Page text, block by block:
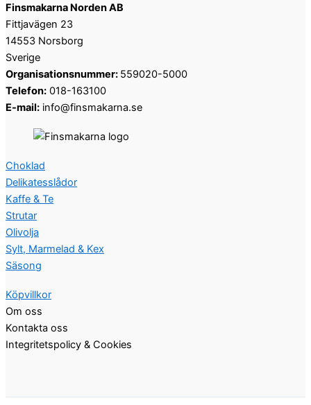
Finsmakarna Norden AB
Fittjavägen 23
14553 Norsborg
Sverige
Organisationsnummer: 559020-5000
Telefon: 018-163100
E-mail: info@finsmakarna.se
Choklad
Delikatesslådor
Kaffe & Te
Strutar
Olivolja
Sylt, Marmelad & Kex
Säsong
Köpvillkor
Om oss
Kontakta oss
Integritetspolicy & Cookies